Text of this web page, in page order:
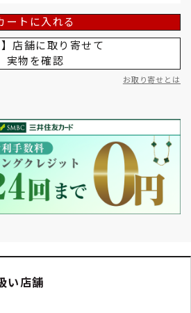
ートに入れる
】店舗に取り寄せて
実物を確認
お取り寄せとは
い店舗